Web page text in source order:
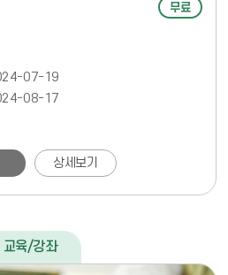
무료
07-19
08-17
상세보기
교육/강좌